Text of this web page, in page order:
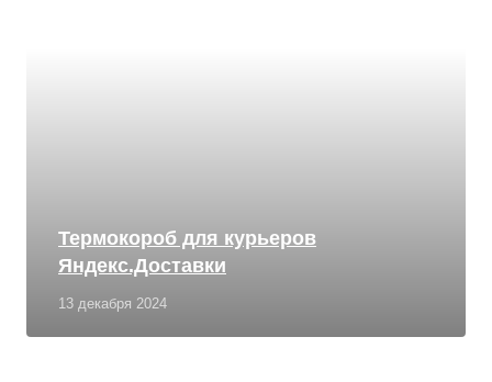
13 декабря 2024
Термокороб для курьеров
Яндекс.Доставки